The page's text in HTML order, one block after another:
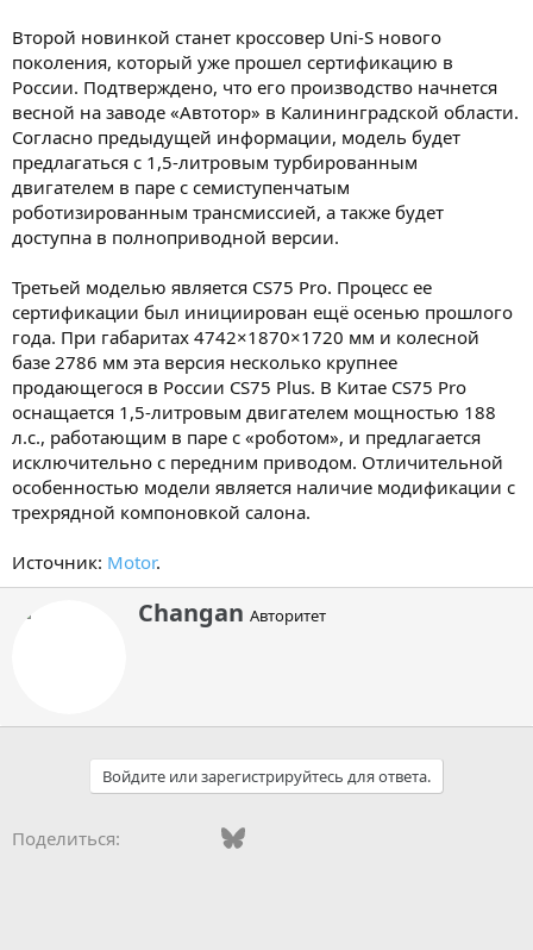
Второй новинкой станет кроссовер Uni-S нового
поколения, который уже прошел сертификацию в
России. Подтверждено, что его производство начнется
весной на заводе «Автотор» в Калининградской области.
Согласно предыдущей информации, модель будет
предлагаться с 1,5-литровым турбированным
двигателем в паре с семиступенчатым
роботизированным трансмиссией, а также будет
доступна в полноприводной версии.
Третьей моделью является CS75 Pro. Процесс ее
сертификации был инициирован ещё осенью прошлого
года. При габаритах 4742×1870×1720 мм и колесной
базе 2786 мм эта версия несколько крупнее
продающегося в России CS75 Plus. В Китае CS75 Pro
оснащается 1,5-литровым двигателем мощностью 188
л.с., работающим в паре с «роботом», и предлагается
исключительно с передним приводом. Отличительной
особенностью модели является наличие модификации с
трехрядной компоновкой салона.
Источник: Motor.
А
в
Changan Авторитет
Войдите или зарегистрируйтесь для ответа.
Поделиться: Vkontakte
FacebookBluesky